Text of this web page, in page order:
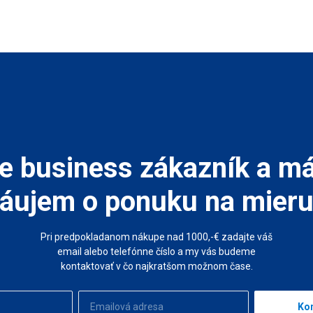
business zákazník a
o ponuku na
Pri predpokladanom nákupe nad 1000,-€ zadajte váš
email alebo telefónne číslo a my vás budeme
kontaktovať v čo najkratšom možnom čase.